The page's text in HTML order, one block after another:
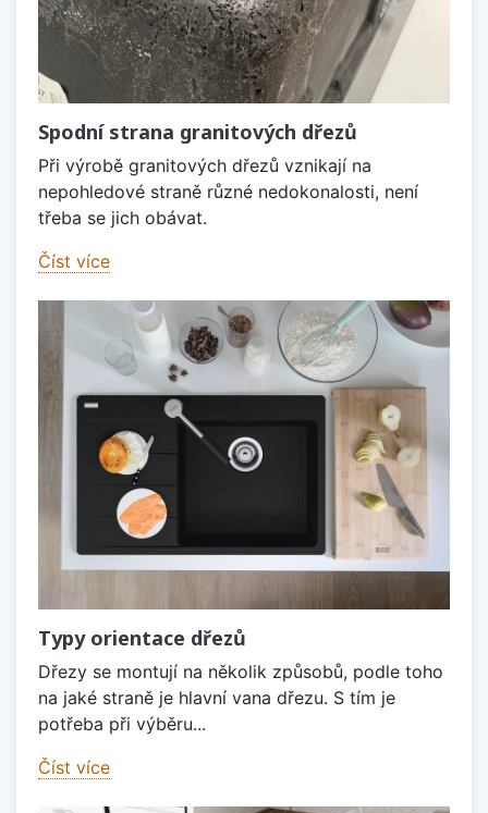
Spodní strana granitových dřezů
Při výrobě granitových dřezů vznikají na
nepohledové straně různé nedokonalosti, není
třeba se jich obávat.
Číst více
Typy orientace dřezů
Dřezy se montují na několik způsobů, podle toho
na jaké straně je hlavní vana dřezu. S tím je
potřeba při výběru...
Číst více